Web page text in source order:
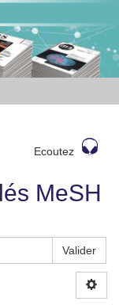
Ecoutez
MeSH
Valider